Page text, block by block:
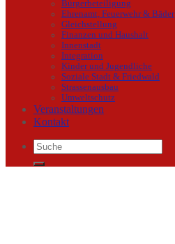
Bürgerbeteiligung
Ehrenamt, Feuerwehr & Bäder
Gleichstellung
Finanzen und Haushalt
Innenstadt
Integration
Kinder und Jugendliche
Soziale Stadt & Friedwald
Strassenausbau
Umweltschutz
Veranstaltungen
Kontakt